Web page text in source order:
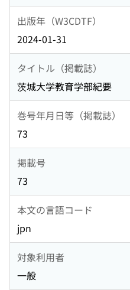
出版年（W3CDTF）
2024-01-31
タイトル（掲載誌）
茨城大学教育学部紀要
巻号年月日等（掲載誌）
73
掲載号
73
本文の言語コード
jpn
対象利用者
一般